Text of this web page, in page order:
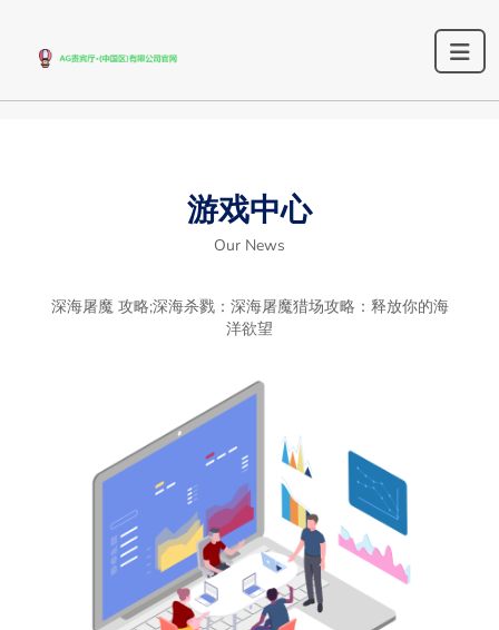
游戏中心
Our News
深海屠魔 攻略;深海杀戮：深海屠魔猎场攻略：释放你的海
洋欲望